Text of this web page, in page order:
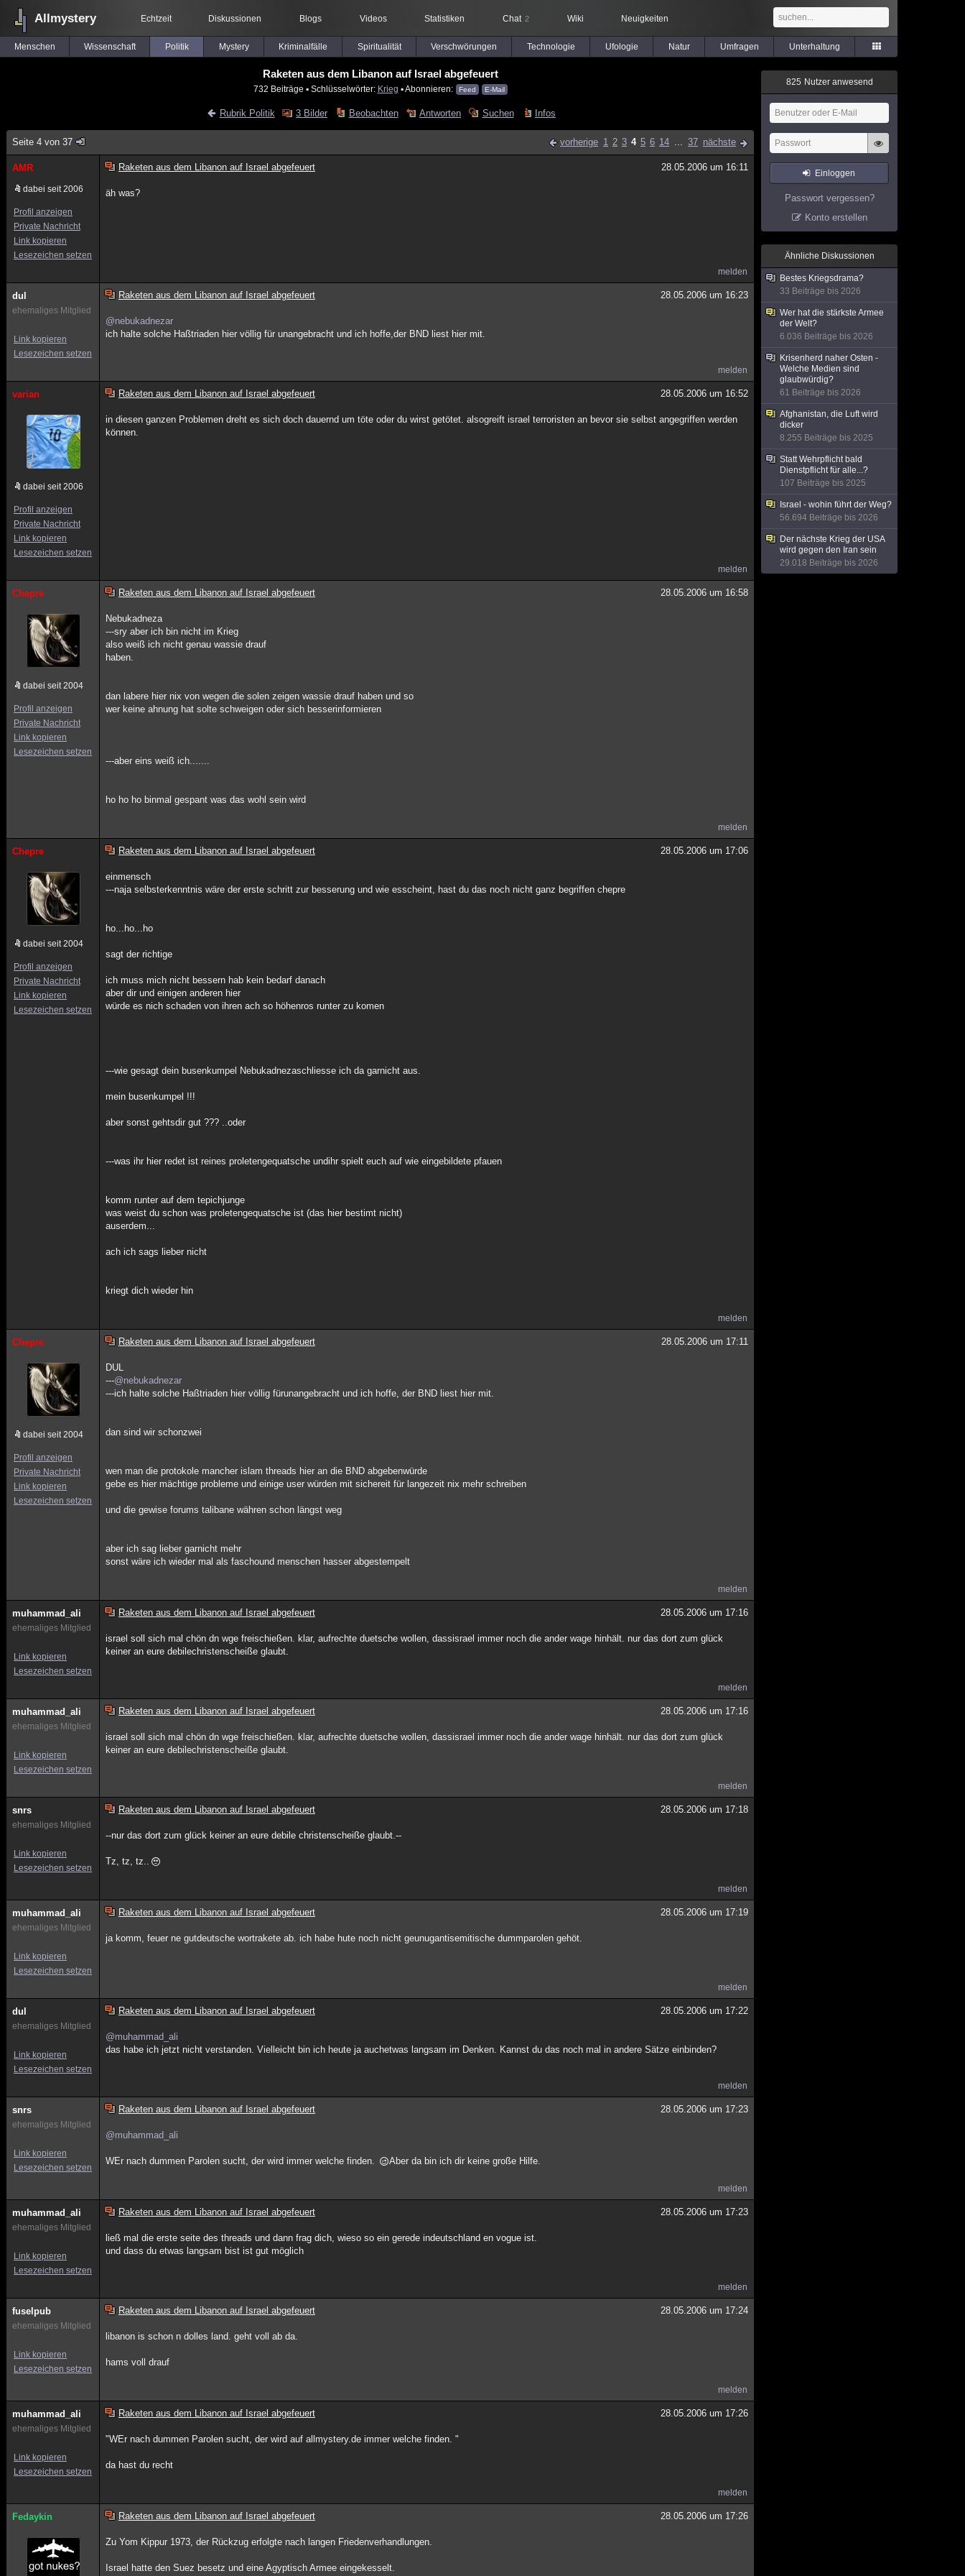
Allmystery Echtzeit Diskussionen Blogs Videos Statistiken Chat 2 Wiki Neuigkeiten
Menschen Wissenschaft Politik Mystery Kriminalfälle Spiritualität Verschwörungen Technologie Ufologie Natur Umfragen Unterhaltung
Raketen aus dem Libanon auf Israel abgefeuert
732 Beiträge ▪ Schlüsselwörter: Krieg ▪ Abonnieren: Feed E-Mail
Rubrik Politik 3 Bilder Beobachten Antworten Suchen Infos
Seite 4 von 37 vorherige 1 2 3 4 5 6 14 ... 37 nächste
AMR
dabei seit 2006
Profil anzeigen
Private Nachricht
Link kopieren
Lesezeichen setzen
Raketen aus dem Libanon auf Israel abgefeuert 28.05.2006 um 16:11
äh was?
melden
dul
ehemaliges Mitglied
Link kopieren
Lesezeichen setzen
Raketen aus dem Libanon auf Israel abgefeuert 28.05.2006 um 16:23
@nebukadnezar
ich halte solche Haßtriaden hier völlig für unangebracht und ich hoffe,der BND liest hier mit.
melden
varian
dabei seit 2006
Profil anzeigen
Private Nachricht
Link kopieren
Lesezeichen setzen
Raketen aus dem Libanon auf Israel abgefeuert 28.05.2006 um 16:52
in diesen ganzen Problemen dreht es sich doch dauernd um töte oder du wirst getötet. alsogreift israel terroristen an bevor sie selbst angegriffen werden
können.
melden
Chepre
dabei seit 2004
Profil anzeigen
Private Nachricht
Link kopieren
Lesezeichen setzen
Raketen aus dem Libanon auf Israel abgefeuert 28.05.2006 um 16:58
Nebukadneza
---sry aber ich bin nicht im Krieg
also weiß ich nicht genau wassie drauf
haben.
dan labere hier nix von wegen die solen zeigen wassie drauf haben und so
wer keine ahnung hat solte schweigen oder sich besserinformieren
---aber eins weiß ich.......
ho ho ho binmal gespant was das wohl sein wird
melden
Chepre
dabei seit 2004
Profil anzeigen
Private Nachricht
Link kopieren
Lesezeichen setzen
Raketen aus dem Libanon auf Israel abgefeuert 28.05.2006 um 17:06
einmensch
---naja selbsterkenntnis wäre der erste schritt zur besserung und wie esscheint, hast du das noch nicht ganz begriffen chepre
ho...ho...ho
sagt der richtige
ich muss mich nicht bessern hab kein bedarf danach
aber dir und einigen anderen hier
würde es nich schaden von ihren ach so höhenros runter zu komen
---wie gesagt dein busenkumpel Nebukadnezaschliesse ich da garnicht aus.
mein busenkumpel !!!
aber sonst gehtsdir gut ??? ..oder
---was ihr hier redet ist reines proletengequatsche undihr spielt euch auf wie eingebildete pfauen
komm runter auf dem tepichjunge
was weist du schon was proletengequatsche ist (das hier bestimt nicht)
auserdem...
ach ich sags lieber nicht
kriegt dich wieder hin
melden
Chepre
dabei seit 2004
Profil anzeigen
Private Nachricht
Link kopieren
Lesezeichen setzen
Raketen aus dem Libanon auf Israel abgefeuert 28.05.2006 um 17:11
DUL
---@nebukadnezar
---ich halte solche Haßtriaden hier völlig fürunangebracht und ich hoffe, der BND liest hier mit.
dan sind wir schonzwei
wen man die protokole mancher islam threads hier an die BND abgebenwürde
gebe es hier mächtige probleme und einige user würden mit sichereit für langezeit nix mehr schreiben
und die gewise forums talibane währen schon längst weg
aber ich sag lieber garnicht mehr
sonst wäre ich wieder mal als faschound menschen hasser abgestempelt
melden
muhammad_ali
ehemaliges Mitglied
Link kopieren
Lesezeichen setzen
Raketen aus dem Libanon auf Israel abgefeuert 28.05.2006 um 17:16
israel soll sich mal chön dn wge freischießen. klar, aufrechte duetsche wollen, dassisrael immer noch die ander wage hinhält. nur das dort zum glück
keiner an eure debilechristenscheiße glaubt.
melden
muhammad_ali
ehemaliges Mitglied
Link kopieren
Lesezeichen setzen
Raketen aus dem Libanon auf Israel abgefeuert 28.05.2006 um 17:16
israel soll sich mal chön dn wge freischießen. klar, aufrechte duetsche wollen, dassisrael immer noch die ander wage hinhält. nur das dort zum glück
keiner an eure debilechristenscheiße glaubt.
melden
snrs
ehemaliges Mitglied
Link kopieren
Lesezeichen setzen
Raketen aus dem Libanon auf Israel abgefeuert 28.05.2006 um 17:18
--nur das dort zum glück keiner an eure debile christenscheiße glaubt.--
Tz, tz, tz..
melden
muhammad_ali
ehemaliges Mitglied
Link kopieren
Lesezeichen setzen
Raketen aus dem Libanon auf Israel abgefeuert 28.05.2006 um 17:19
ja komm, feuer ne gutdeutsche wortrakete ab. ich habe hute noch nicht geunugantisemitische dummparolen gehöt.
melden
dul
ehemaliges Mitglied
Link kopieren
Lesezeichen setzen
Raketen aus dem Libanon auf Israel abgefeuert 28.05.2006 um 17:22
@muhammad_ali
das habe ich jetzt nicht verstanden. Vielleicht bin ich heute ja auchetwas langsam im Denken. Kannst du das noch mal in andere Sätze einbinden?
melden
snrs
ehemaliges Mitglied
Link kopieren
Lesezeichen setzen
Raketen aus dem Libanon auf Israel abgefeuert 28.05.2006 um 17:23
@muhammad_ali
WEr nach dummen Parolen sucht, der wird immer welche finden. Aber da bin ich dir keine große Hilfe.
melden
muhammad_ali
ehemaliges Mitglied
Link kopieren
Lesezeichen setzen
Raketen aus dem Libanon auf Israel abgefeuert 28.05.2006 um 17:23
ließ mal die erste seite des threads und dann frag dich, wieso so ein gerede indeutschland en vogue ist.
und dass du etwas langsam bist ist gut möglich
melden
fuselpub
ehemaliges Mitglied
Link kopieren
Lesezeichen setzen
Raketen aus dem Libanon auf Israel abgefeuert 28.05.2006 um 17:24
libanon is schon n dolles land. geht voll ab da.
hams voll drauf
melden
muhammad_ali
ehemaliges Mitglied
Link kopieren
Lesezeichen setzen
Raketen aus dem Libanon auf Israel abgefeuert 28.05.2006 um 17:26
"WEr nach dummen Parolen sucht, der wird auf allmystery.de immer welche finden. "
da hast du recht
melden
Fedaykin Raketen aus dem Libanon auf Israel abgefeuert 28.05.2006 um 17:26
Zu Yom Kippur 1973, der Rückzug erfolgte nach langen Friedenverhandlungen.
Israel hatte den Suez besetz und eine Agyptisch Armee eingekesselt.
825 Nutzer anwesend
Einloggen
Passwort vergessen?
Konto erstellen
Ähnliche Diskussionen
Bestes Kriegsdrama?
33 Beiträge bis 2026
Wer hat die stärkste Armee
der Welt?
6.036 Beiträge bis 2026
Krisenherd naher Osten -
Welche Medien sind
glaubwürdig?
61 Beiträge bis 2026
Afghanistan, die Luft wird
dicker
8.255 Beiträge bis 2025
Statt Wehrpflicht bald
Dienstpflicht für alle...?
107 Beiträge bis 2025
Israel - wohin führt der Weg?
56.694 Beiträge bis 2026
Der nächste Krieg der USA
wird gegen den Iran sein
29.018 Beiträge bis 2026